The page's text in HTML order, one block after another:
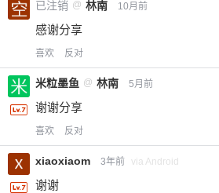
已注销 @ 林南 10月前
感谢分享
喜欢 反对
米粒墨鱼 @ 林南 5月前
谢谢分享
喜欢 反对
xiaoxiaom 3年前 via Android
谢谢